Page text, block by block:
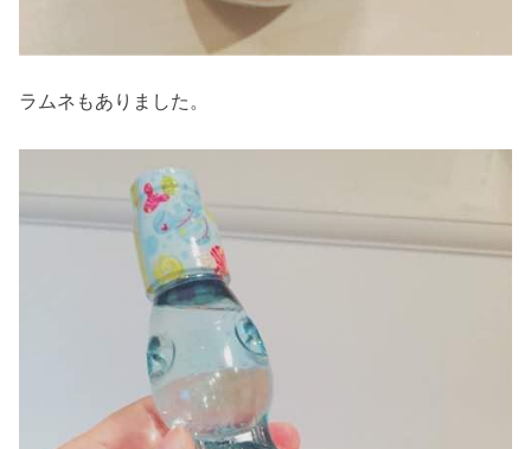
ラムネもありました。